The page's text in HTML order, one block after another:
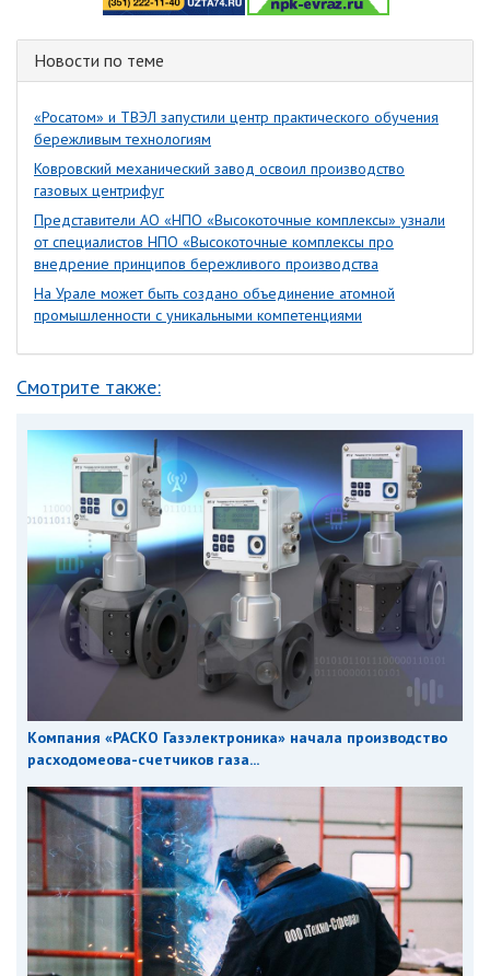
Новости по теме
«Росатом» и ТВЭЛ запустили центр практического обучения
бережливым технологиям
Ковровский механический завод освоил производство
газовых центрифуг
Представители АО «НПО «Высокоточные комплексы» узнали
от специалистов НПО «Высокоточные комплексы про
внедрение принципов бережливого производства
На Урале может быть создано объединение атомной
промышленности с уникальными компетенциями
Смотрите также:
Компания «РАСКО Газэлектроника» начала производство
расходомеова-счетчиков газа...